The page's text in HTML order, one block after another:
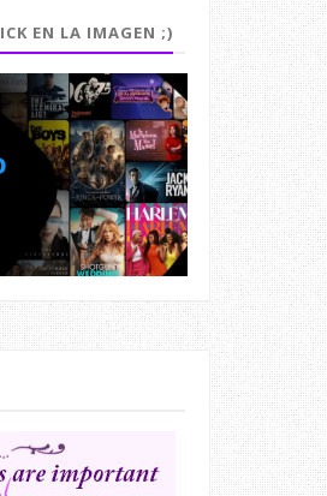
EN LA IMAGEN ;)